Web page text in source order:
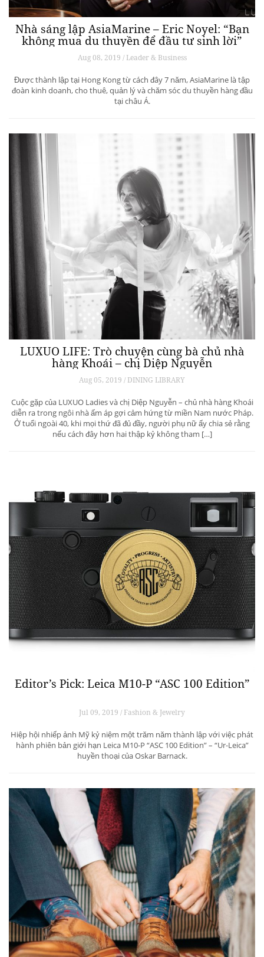
Nhà sáng lập AsiaMarine – Eric Noyel: “Bạn
không mua du thuyền để đầu tư sinh lời”
Aug 08, 2019 / Leader & Business
Được thành lập tại Hong Kong từ cách đây 7 năm, AsiaMarine là tập
đoàn kinh doanh, cho thuê, quản lý và chăm sóc du thuyền hàng đầu
tại châu Á.
LUXUO LIFE: Trò chuyện cùng bà chủ nhà
hàng Khoái – chị Diệp Nguyễn
Aug 05, 2019 / DINING LIBRARY
Cuộc gặp của LUXUO Ladies và chị Diệp Nguyễn – chủ nhà hàng Khoái
diễn ra trong ngôi nhà ấm áp gợi cảm hứng từ miền Nam nước Pháp.
Ở tuổi ngoài 40, khi mọi thứ đã đủ đầy, người phụ nữ ấy chia sẻ rằng
nếu cách đây hơn hai thập kỷ không tham […]
Editor’s Pick: Leica M10-P “ASC 100 Edition”
Jul 09, 2019 / Fashion & Jewelry
Hiệp hội nhiếp ảnh Mỹ kỷ niệm một trăm năm thành lập với việc phát
hành phiên bản giới hạn Leica M10-P “ASC 100 Edition” – “Ur-Leica”
huyền thoại của Oskar Barnack.